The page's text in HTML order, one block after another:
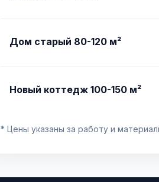
Дом старый 80-120 м²
Новый коттедж 100-150 м²
* Цены указаны за работу и